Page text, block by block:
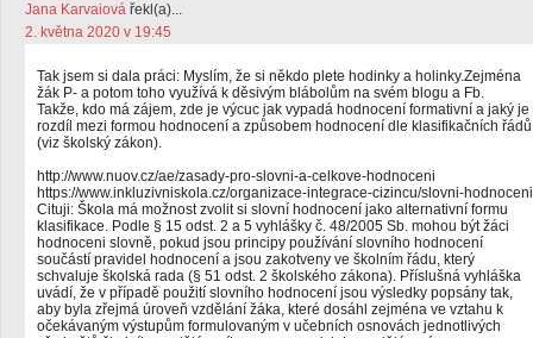
Jana Karvaiová řekl(a)...
2. května 2020 v 19:45
Tak jsem si dala práci: Myslím, že si někdo plete hodinky a holinky.Zejména
žák P- a potom toho využívá k děsivým blábolům na svém blogu a Fb.
Takže, kdo má zájem, zde je výcuc jak vypadá hodnocení formativní a jaký je
rozdíl mezi formou hodnocení a způsobem hodnocení dle klasifikačních řádů
(viz školský zákon).
http://www.nuov.cz/ae/zasady-pro-slovni-a-celkove-hodnoceni
https://www.inkluzivniskola.cz/organizace-integrace-cizincu/slovni-hodnoceni
Cituji: Škola má možnost zvolit si slovní hodnocení jako alternativní formu
klasifikace. Podle § 15 odst. 2 a 5 vyhlášky č. 48/2005 Sb. mohou být žáci
hodnoceni slovně, pokud jsou principy používání slovního hodnocení
součástí pravidel hodnocení a jsou zakotveny ve školním řádu, který
schvaluje školská rada (§ 51 odst. 2 školského zákona). Příslušná vyhláška
uvádí, že v případě použití slovního hodnocení jsou výsledky popsány tak,
aby byla zřejmá úroveň vzdělání žáka, které dosáhl zejména ve vztahu k
očekávaným výstupům formulovaným v učebních osnovách jednotlivých